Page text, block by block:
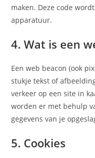
maken. Deze code
apparatuur.
4. Wat is een
Een web beacon (ook
stukje tekst of
verkeer op een site in
worden er met behulp
gegevens van je
5. Cookies